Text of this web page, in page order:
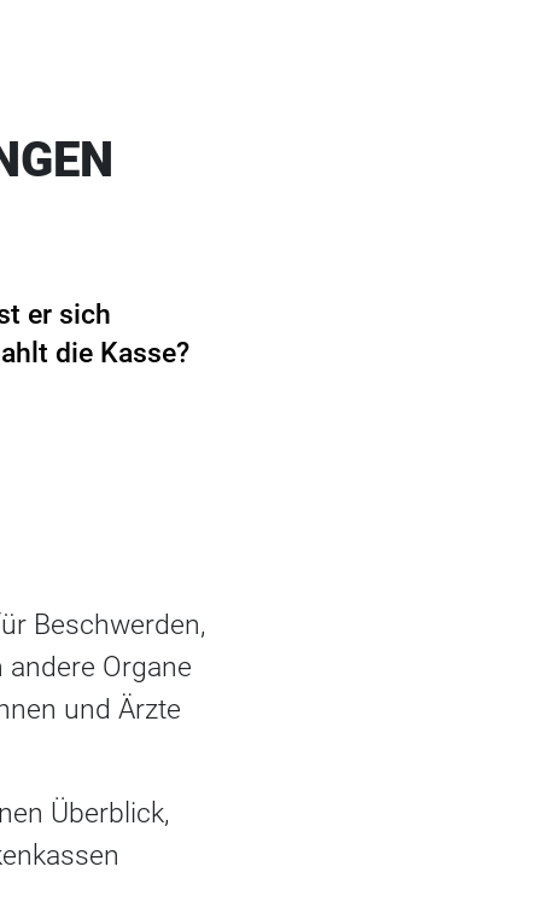
er sich
die Kasse?
Beschwerden,
Organe
und Ärzte
Überblick,